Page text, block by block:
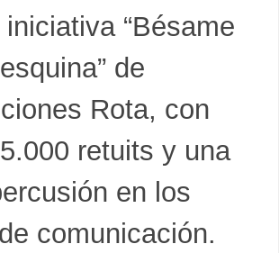
“Bésame
de
Rota, con
retuits y una
en los
comunicación.